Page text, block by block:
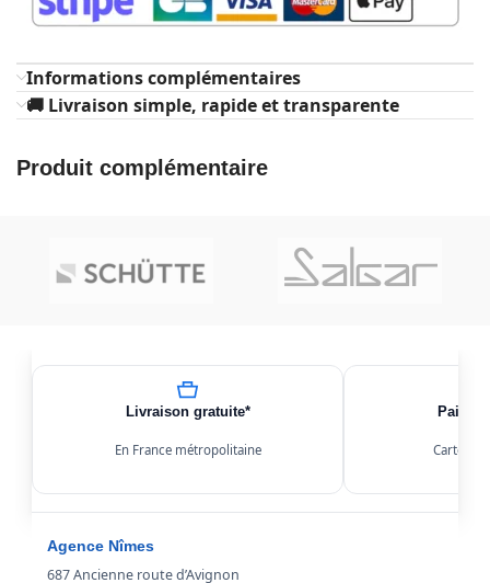
Informations complémentaires
🚚 Livraison simple, rapide et transparente
Produit complémentaire
Livraison gratuite*
En France métropolitaine Carte,
Agence Nîmes
687 Ancienne route d’Avignon